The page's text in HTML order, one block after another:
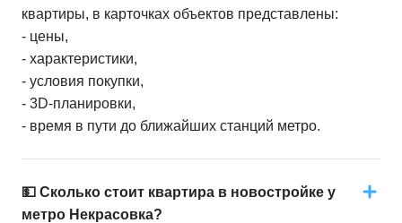
квартиры, в карточках объектов представлены:
- цены,
- характеристики,
- условия покупки,
- 3D-планировки,
- время в пути до ближайших станций метро.
💵 Сколько стоит квартира в новостройке у
метро Некрасовка?